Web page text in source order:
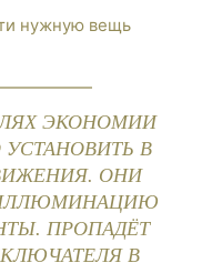
ЭКОНОМИИ
В
ОНИ
ПРОПАДЁТ
В